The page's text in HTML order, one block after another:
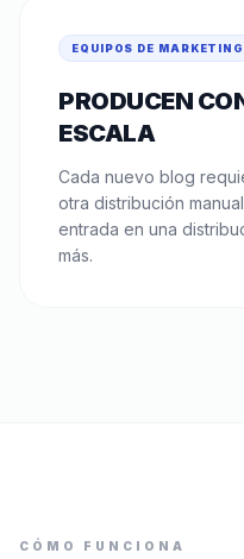
EQUIPOS DE MARKETING
PRODUCEN
ESCALA
Cada nuevo blog
otra distribución
entrada en una
más.
CÓMO FUNCIONA